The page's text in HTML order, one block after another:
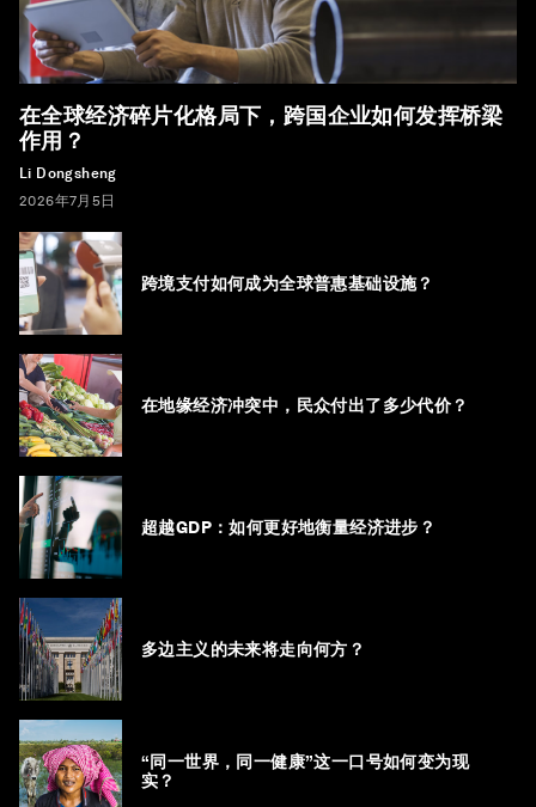
在全球经济碎片化格局下，跨国企业如何发挥桥梁
作用？
Li Dongsheng
2026年7月5日
跨境支付如何成为全球普惠基础设施？
在地缘经济冲突中，民众付出了多少代价？
超越GDP：如何更好地衡量经济进步？
多边主义的未来将走向何方？
“同一世界，同一健康”这一口号如何变为现
实？